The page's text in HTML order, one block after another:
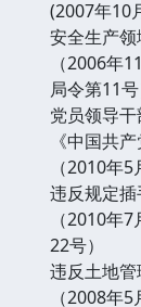
(2007年10
安全生产
（2006年
局令第11号
党员领导
《中国共
（2010年
违反规定
（2010年
22号）
违反土地
（2008年